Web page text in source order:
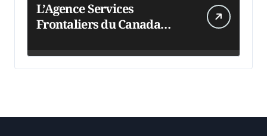
L’Agence Services
Frontaliers du Canada